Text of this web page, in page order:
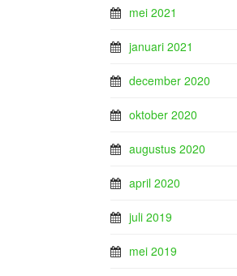
mei 2021
januari 2021
december 2020
oktober 2020
augustus 2020
april 2020
juli 2019
mei 2019